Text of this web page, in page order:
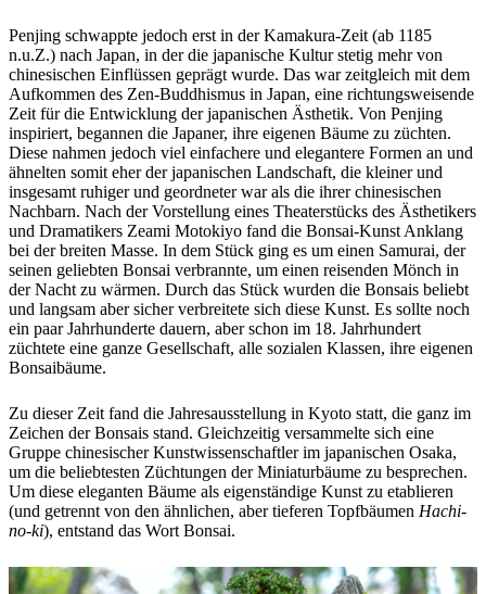
Penjing schwappte jedoch erst in der Kamakura-Zeit (ab 1185
n.u.Z.) nach Japan, in der die japanische Kultur stetig mehr von
chinesischen Einflüssen geprägt wurde. Das war zeitgleich mit dem
Aufkommen des Zen-Buddhismus in Japan, eine richtungsweisende
Zeit für die Entwicklung der japanischen Ästhetik. Von Penjing
inspiriert, begannen die Japaner, ihre eigenen Bäume zu züchten.
Diese nahmen jedoch viel einfachere und elegantere Formen an und
ähnelten somit eher der japanischen Landschaft, die kleiner und
insgesamt ruhiger und geordneter war als die ihrer chinesischen
Nachbarn. Nach der Vorstellung eines Theaterstücks des Ästhetikers
und Dramatikers Zeami Motokiyo fand die Bonsai-Kunst Anklang
bei der breiten Masse. In dem Stück ging es um einen Samurai, der
seinen geliebten Bonsai verbrannte, um einen reisenden Mönch in
der Nacht zu wärmen. Durch das Stück wurden die Bonsais beliebt
und langsam aber sicher verbreitete sich diese Kunst. Es sollte noch
ein paar Jahrhunderte dauern, aber schon im 18. Jahrhundert
züchtete eine ganze Gesellschaft, alle sozialen Klassen, ihre eigenen
Bonsaibäume.
Zu dieser Zeit fand die Jahresausstellung in Kyoto statt, die ganz im
Zeichen der Bonsais stand. Gleichzeitig versammelte sich eine
Gruppe chinesischer Kunstwissenschaftler im japanischen Osaka,
um die beliebtesten Züchtungen der Miniaturbäume zu besprechen.
Um diese eleganten Bäume als eigenständige Kunst zu etablieren
(und getrennt von den ähnlichen, aber tieferen Topfbäumen Hachi-
no-ki), entstand das Wort Bonsai.